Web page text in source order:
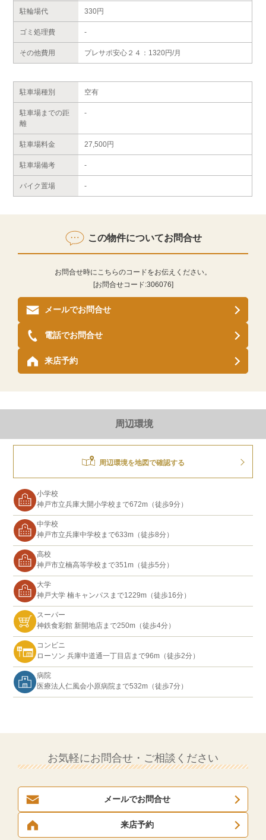
駐輪場代 330円
ゴミ処理費 -
その他費用 プレサポ安心２４：1320円/月
駐車場種別 空有
駐車場までの距
離
-
駐車場料金 27,500円
駐車場備考 -
バイク置場 -
この物件についてお問合せ
お問合せ時にこちらのコードをお伝えください。
[お問合せコード:306076]
メールでお問合せ
来店予約
電話でお問合せ
周辺環境
周辺環境を地図で確認する
小学校
神戸市立兵庫大開小学校まで672m（徒歩9分）
中学校
神戸市立兵庫中学校まで633m（徒歩8分）
高校
神戸市立楠高等学校まで351m（徒歩5分）
大学
神戸大学 楠キャンパスまで1229m（徒歩16分）
スーパー
神鉄食彩館 新開地店まで250m（徒歩4分）
コンビニ
ローソン 兵庫中道通一丁目店まで96m（徒歩2分）
病院
医療法人仁風会小原病院まで532m（徒歩7分）
お気軽にお問合せ・ご相談ください
メールでお問合せ
来店予約